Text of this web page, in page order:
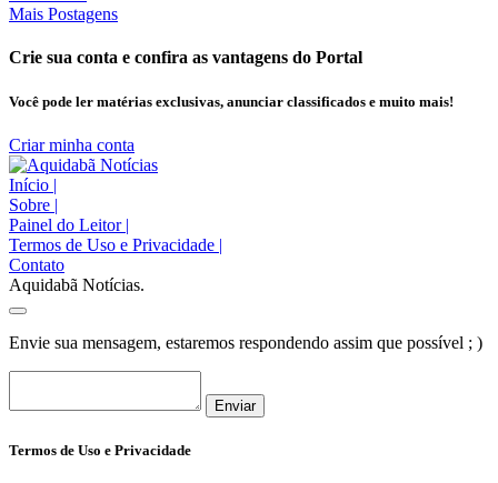
Mais Postagens
Crie sua conta e confira as vantagens do Portal
Você pode ler matérias exclusivas, anunciar classificados e muito mais!
Criar minha conta
Início |
Sobre |
Painel do Leitor |
Termos de Uso e Privacidade |
Contato
Aquidabã Notícias.
Envie sua mensagem, estaremos respondendo assim que possível ; )
Enviar
Termos de Uso e Privacidade